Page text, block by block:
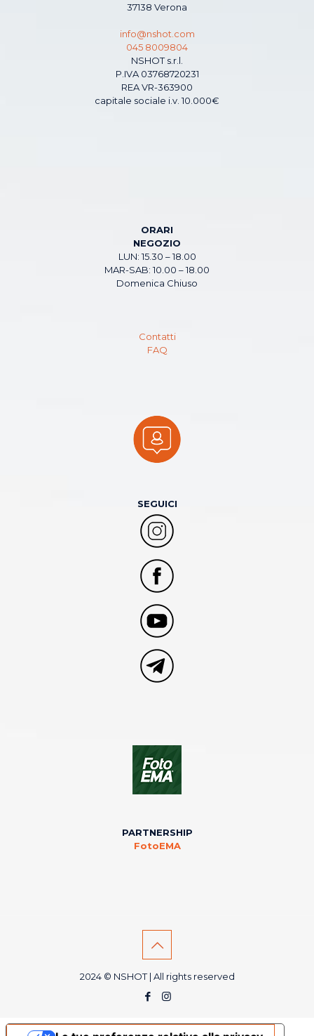
37138 Verona
info@nshot.com
045 8009804
NSHOT s.r.l.
P.IVA 03768720231
REA VR-363900
capitale sociale i.v. 10.000€
ORARI
NEGOZIO
LUN: 15.30 – 18.00
MAR-SAB: 10.00 – 18.00
Domenica Chiuso
Contatti
FAQ
SEGUICI
PARTNERSHIP
FotoEMA
2024 © NSHOT | All rights reserved